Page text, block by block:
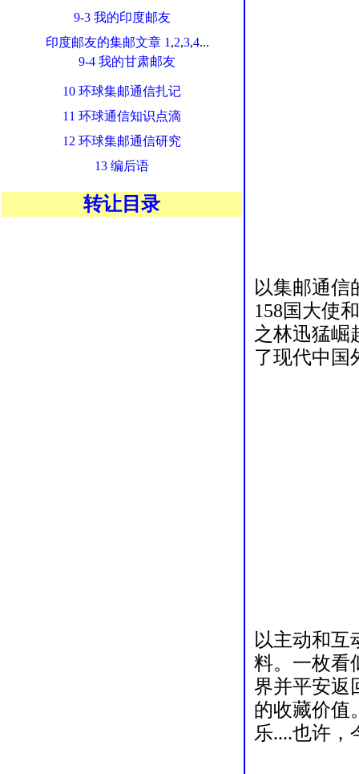
9-3 我的印度邮友
印度邮友的集邮文章 1 ,2,3,4...
9-4 我的甘肃邮友
10 环球集邮通信扎记
11 环球通信知识点滴
12 环球集邮通信研究
13 编后语
转让目录
以集邮通信
158国大使
之林迅猛崛
了现代中国
以主动和互
料。一枚看
界并平安返
的收藏价值
乐....也许，